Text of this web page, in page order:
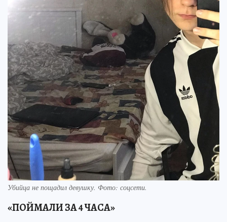
Убийца не пощадил девушку. Фото: соцсети.
«ПОЙМАЛИ ЗА 4 ЧАСА»